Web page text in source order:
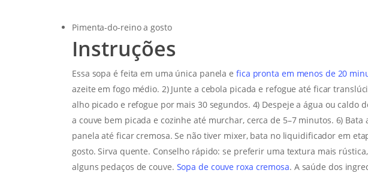
Pimenta-do-reino a gosto
Instruções
Essa sopa é feita em uma única panela e fica pronta em menos de 20
azeite em fogo médio. 2) Junte a cebola picada e refogue até ficar
alho picado e refogue por mais 30 segundos. 4) Despeje a água ou caldo
a couve bem picada e cozinhe até murchar, cerca de 5–7 minutos. 6)
panela até ficar cremosa. Se não tiver mixer, bata no liquidificador em
gosto. Sirva quente. Conselho rápido: se preferir uma textura mais
alguns pedaços de couve. Sopa de couve roxa cremosa. A saúde dos